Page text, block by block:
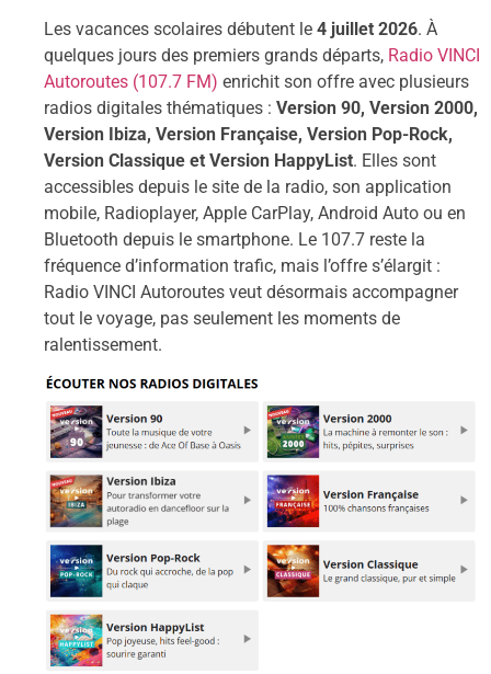
Les vacances scolaires débutent le 4 juillet 2026. À
quelques jours des premiers grands départs, Radio VINCI
Autoroutes (107.7 FM) enrichit son offre avec plusieurs
radios digitales thématiques : Version 90, Version 2000,
Version Ibiza, Version Française, Version Pop-Rock,
Version Classique et Version HappyList. Elles sont
accessibles depuis le site de la radio, son application
mobile, Radioplayer, Apple CarPlay, Android Auto ou en
Bluetooth depuis le smartphone. Le 107.7 reste la
fréquence d’information trafic, mais l’offre s’élargit :
Radio VINCI Autoroutes veut désormais accompagner
tout le voyage, pas seulement les moments de
ralentissement.